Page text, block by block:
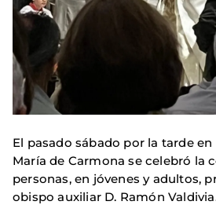
El pasado sábado por la tarde
María de Carmona se celebró la
personas, en jóvenes y adultos,
obispo auxiliar D. Ramón